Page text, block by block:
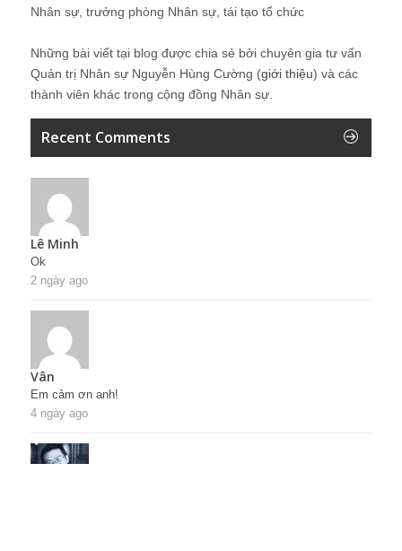
Nhân sự, trưởng phòng Nhân sự, tái tạo tổ chức
Những bài viết tại blog được chia sẻ bởi chuyên gia tư vấn
Quản trị Nhân sự Nguyễn Hùng Cường (giới thiệu) và các
thành viên khác trong cộng đồng Nhân sự.
Recent Comments
Lê Minh
Ok
2 ngày ago
Vân
Em cảm ơn anh!
4 ngày ago